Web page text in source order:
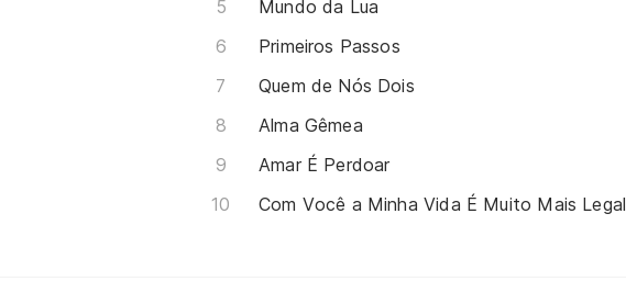
Mundo da Lua
Primeiros Passos
Quem de Nós Dois
Alma Gêmea
Amar É Perdoar
Com Você a Minha Vida É Muito Mais Legal